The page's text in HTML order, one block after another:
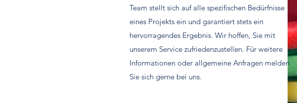
Team stellt sich auf alle spezifischen Bedürfnisse
eines Projekts ein und garantiert stets ein
hervorragendes Ergebnis. Wir hoffen, Sie mit
unserem Service zufriedenzustellen. Für weitere
Informationen oder allgemeine Anfragen melden
Sie sich gerne bei uns.